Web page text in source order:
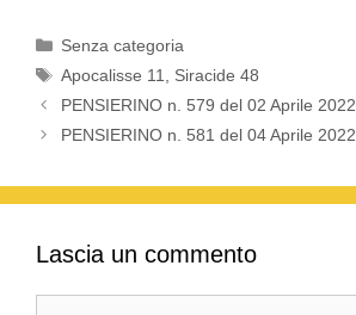
Categorie
Senza categoria
Tag
Apocalisse 11, Siracide 48
PENSIERINO n. 579 del 02 Aprile 2022
PENSIERINO n. 581 del 04 Aprile 2022
Lascia un commento